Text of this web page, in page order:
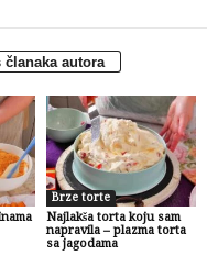
članaka autora
Brze torte
Najlakša torta koju sam
napravila – plazma torta
sa jagodama